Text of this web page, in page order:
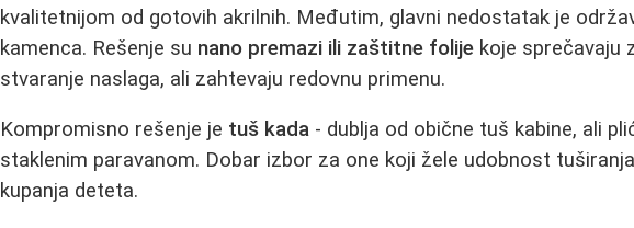
kvalitetnijom od gotovih akrilnih. Međutim, glavni nedostatak je
kamenca. Rešenje su nano premazi ili zaštitne folije koje sprečavaju
stvaranje naslaga, ali zahtevaju redovnu primenu.
Kompromisno rešenje je tuš kada - dublja od obične tuš kabine, ali
staklenim paravanom. Dobar izbor za one koji žele udobnost
kupanja deteta.